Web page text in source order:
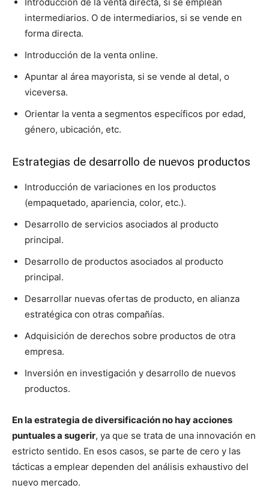
intermediarios. O de intermediarios, si se vende en
forma directa.
Introducción de la venta online.
Apuntar al área mayorista, si se vende al detal, o
viceversa.
Orientar la venta a segmentos específicos por edad,
género, ubicación, etc.
Estrategias de desarrollo de nuevos productos
Introducción de variaciones en los productos
(empaquetado, apariencia, color, etc.).
Desarrollo de servicios asociados al producto
principal.
Desarrollo de productos asociados al producto
principal.
Desarrollar nuevas ofertas de producto, en alianza
estratégica con otras compañías.
Adquisición de derechos sobre productos de otra
empresa.
Inversión en investigación y desarrollo de nuevos
productos.
En la estrategia de diversificación no hay acciones
puntuales a sugerir, ya que se trata de una innovación en
estricto sentido. En esos casos, se parte de cero y las
tácticas a emplear dependen del análisis exhaustivo del
nuevo mercado.